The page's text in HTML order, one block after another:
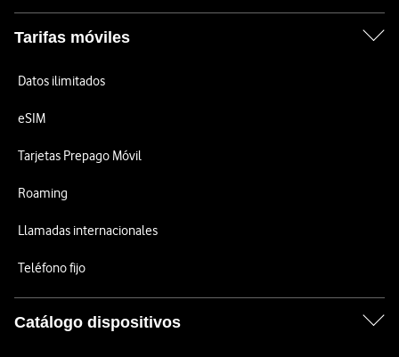
Tarifas móviles
Datos ilimitados
eSIM
Tarjetas Prepago Móvil
Roaming
Llamadas internacionales
Teléfono fijo
Catálogo dispositivos